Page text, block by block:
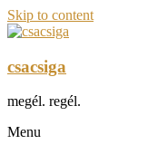
Skip to content
csacsiga
megél. regél.
Menu